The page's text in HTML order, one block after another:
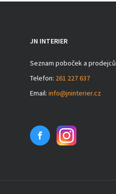
JN INTERIER
Seznam poboček a prodejců
Telefon: 261 227 637
Email: info@jninterier.cz